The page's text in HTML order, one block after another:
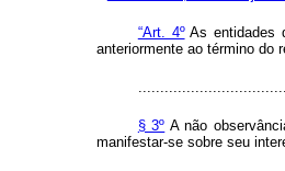
“Art. 4ºAs entidades
anteriormente ao término do
§ 3º A não
manifestar-se sobre seu